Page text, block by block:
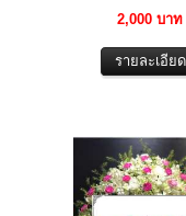
2,000 บาท